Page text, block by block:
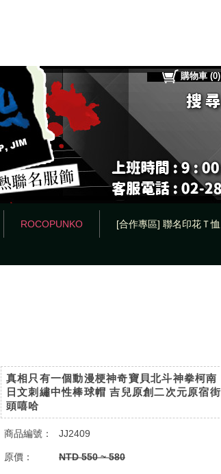
ROCOPUNKO [合作專區] 聯名印花Ｔ恤
購物車 (0)
真相只有一個動漫梗神奇寶貝北斗神拳柯南
日文刺繡中性棒球帽 吉兒原創二次元原宿街
頭嘻哈
商品編號： JJ2409
原價： NTD 550 ~ 580